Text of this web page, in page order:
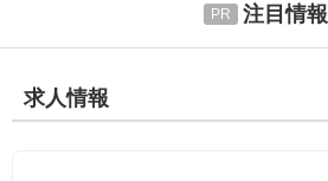
注目情報
求人情報